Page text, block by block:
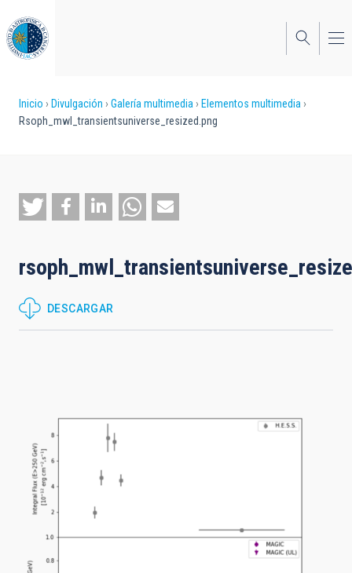
al
contenido
principal
Sobrescribir
enlaces
ayuda
a
navegación
Inicio Divulgación Galería multimedia
Elementos multimedia
Rsoph_mwl_transientsuniverse_resized.png
DESCARGAR